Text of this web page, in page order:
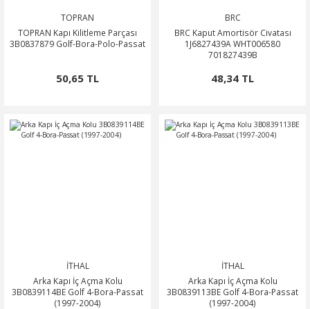
TOPRAN
TOPRAN Kapı Kilitleme Parçası
3B0837879 Golf-Bora-Polo-Passat
50,65 TL
BRC
BRC Kaput Amortisör Civatası
1J6827439A WHT006580
701827439B
48,34 TL
İTHAL
Arka Kapı İç Açma Kolu
3B0839114BE Golf 4-Bora-Passat
(1997-2004)
İTHAL
Arka Kapı İç Açma Kolu
3B0839113BE Golf 4-Bora-Passat
(1997-2004)